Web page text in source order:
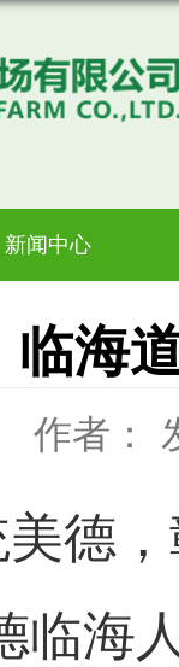
新闻中心
临海
作者：
德，
临海